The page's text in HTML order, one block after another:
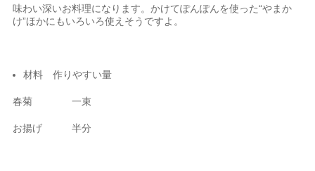
味わい深いお料理になります。かけてぽんぽんを使った“やまか
け”ほかにもいろいろ使えそうですよ。
材料 作りやすい量
春菊 一束
お揚げ 半分